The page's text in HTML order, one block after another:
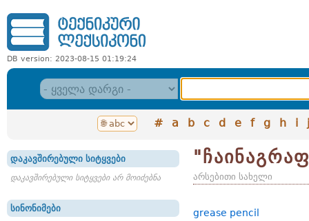
DB version: 2023-08-15 01:19:24
# a b c d e f g h i j
დაკავშირებული სიტყვები
დაკავშირებული სიტყვები არ მოიძებნა
სინონიმები
არსებითი სახელი
grease pencil